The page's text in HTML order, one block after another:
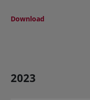
Download
2023